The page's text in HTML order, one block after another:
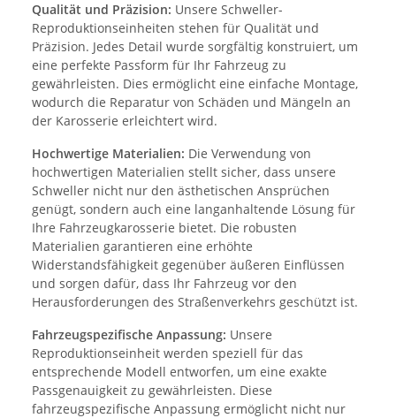
Qualität und Präzision: Unsere Schweller-
Reproduktionseinheiten stehen für Qualität und
Präzision. Jedes Detail wurde sorgfältig konstruiert, um
eine perfekte Passform für Ihr Fahrzeug zu
gewährleisten. Dies ermöglicht eine einfache Montage,
wodurch die Reparatur von Schäden und Mängeln an
der Karosserie erleichtert wird.
Hochwertige Materialien: Die Verwendung von
hochwertigen Materialien stellt sicher, dass unsere
Schweller nicht nur den ästhetischen Ansprüchen
genügt, sondern auch eine langanhaltende Lösung für
Ihre Fahrzeugkarosserie bietet. Die robusten
Materialien garantieren eine erhöhte
Widerstandsfähigkeit gegenüber äußeren Einflüssen
und sorgen dafür, dass Ihr Fahrzeug vor den
Herausforderungen des Straßenverkehrs geschützt ist.
Fahrzeugspezifische Anpassung: Unsere
Reproduktionseinheit werden speziell für das
entsprechende Modell entworfen, um eine exakte
Passgenauigkeit zu gewährleisten. Diese
fahrzeugspezifische Anpassung ermöglicht nicht nur